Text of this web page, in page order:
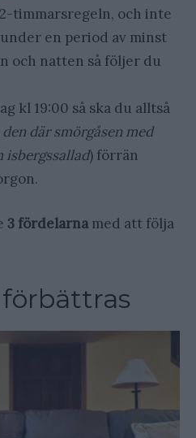
timmarsregeln, och inte
en period av minst
och natten så följer du
kl 19:00 så ska du alltså
där smörgåsen med
) förrän
3 fördelarnamed att följa
förbättras